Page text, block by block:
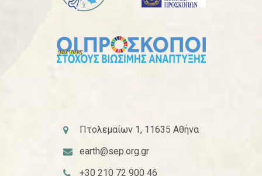
Πτολεμαίων 1, 11635 Αθήνα
earth@sep.org.gr
+30 210 72 900 46